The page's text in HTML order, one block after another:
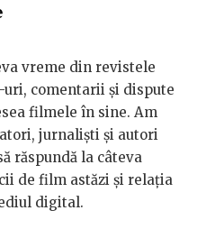
vreme din revistele
comentarii și dispute
filmele în sine. Am
jurnaliști și autori
răspundă la câteva
de film astăzi și relația
digital.